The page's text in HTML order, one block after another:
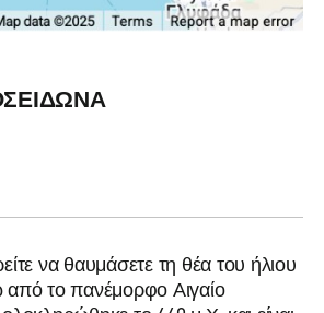
να θαυμάσετε τη θέα του ήλιου
το πανέμορφο Αιγαίο